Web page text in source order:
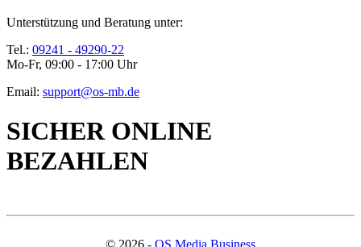
Unterstützung und Beratung unter:
Tel.: 09241 - 49290-22
Mo-Fr, 09:00 - 17:00 Uhr
Email: support@os-mb.de
SICHER ONLINE
BEZAHLEN
© 2026 - OS Media Business